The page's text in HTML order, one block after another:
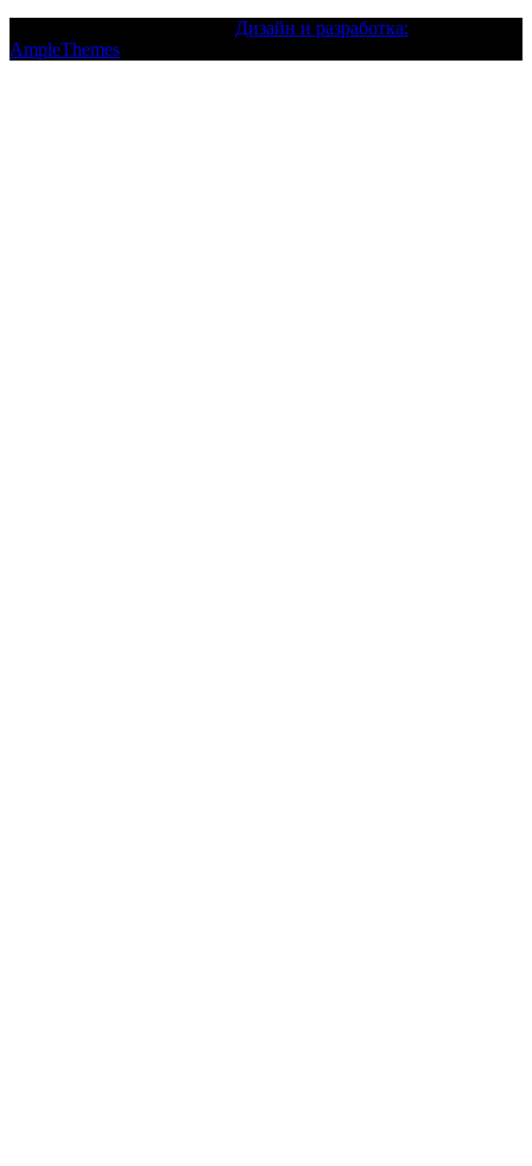
Дизайн и разработка:
AmpleThemes